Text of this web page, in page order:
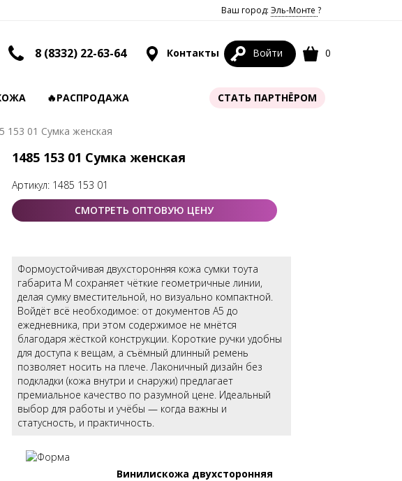
Ваш город: Эль-Монте ?
8 (8332) 22-63-64 Контакты Войти 0
🔥РАСПРОДАЖА СТАТЬ ПАРТНЁРОМ
153 01 Сумка женская
1485 153 01 Сумка женская
Артикул: 1485 153 01
СМОТРЕТЬ ОПТОВУЮ ЦЕНУ
Формоустойчивая двухсторонняя кожа сумки тоута
габарита М сохраняет чёткие геометричные линии,
делая сумку вместительной, но визуально компактной.
Войдёт всё необходимое: от документов А5 до
ежедневника, при этом содержимое не мнётся
благодаря жёсткой конструкции. Короткие ручки удобны
для доступа к вещам, а съёмный длинный ремень
позволяет носить на плече. Лаконичный дизайн без
подкладки (кожа внутри и снаружи) предлагает
премиальное качество по разумной цене. Идеальный
выбор для работы и учёбы — когда важны и
статусность, и практичность.
Винилискожа двухсторонняя